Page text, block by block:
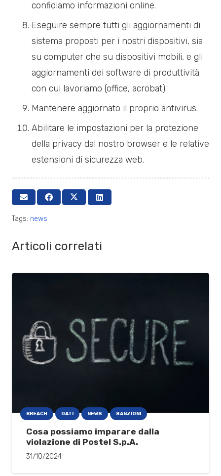
confidiamo informazioni online.
Eseguire sempre tutti gli aggiornamenti di
sistema proposti per i nostri dispositivi, sia
su computer che su dispositivi mobili, e gli
aggiornamenti dei software di produttività
con cui lavoriamo (office, acrobat).
Mantenere aggiornato il proprio antivirus.
Abilitare le impostazioni per la protezione
della privacy dal nostro browser e le relative
estensioni di sicurezza web.
Tags: news
Articoli correlati
BREACH DATI NEWS SANZIONI
Cosa possiamo imparare dalla
violazione di Postel S.p.A.
31/10/2024